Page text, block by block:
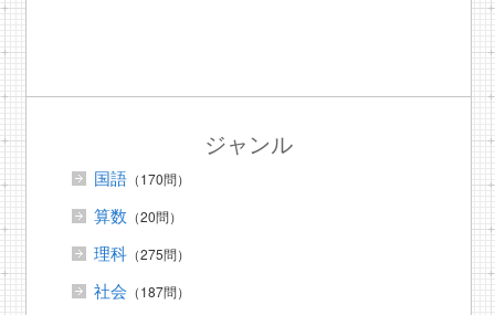
ジャンル
国語（170問）
算数 （20問）
理科（275問）
社会 （187問）